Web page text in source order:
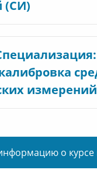
(СИ)
измерений
о курсе